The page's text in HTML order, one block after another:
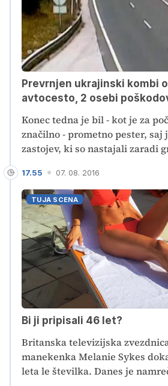
Prevrnjen ukrajinski kombi
avtocesto, 2 osebi
Konec tedna je bil - kot je za
značilno - prometno pester, saj
zastojev, ki so nastajali zaradi
TUJA SCENA
17.55 07. 08. 2016
Bi ji pripisali 46 let?
Britanska televizijska
manekenka Melanie Sykes
leta le številka. Danes je